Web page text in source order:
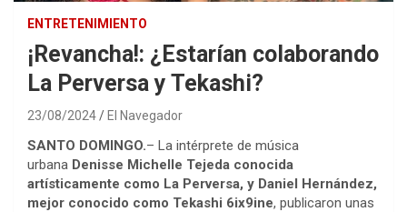
ENTRETENIMIENTO
¡Revancha!: ¿Estarían colaborando
La Perversa y Tekashi?
23/08/2024 El Navegador
SANTO DOMINGO.– La intérprete de música
urbana Denisse Michelle Tejeda conocida
artísticamente como La Perversa, y Daniel Hernández,
mejor conocido como Tekashi 6ix9ine, publicaron unas